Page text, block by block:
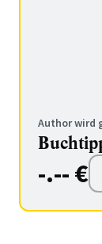
Author wird
-.-- €